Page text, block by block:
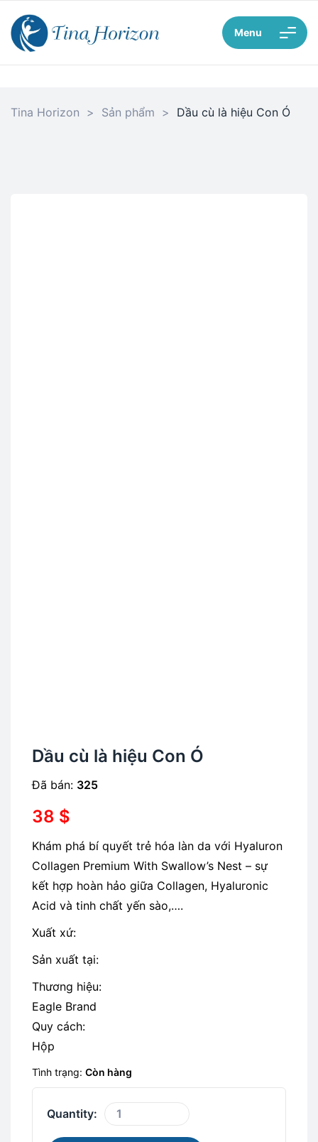
Menu
Tina Horizon > Sản phẩm > Dầu cù là hiệu Con Ó
Dầu cù là hiệu Con Ó
Đã bán: 325
38 $
Khám phá bí quyết trẻ hóa làn da với Hyaluron
Collagen Premium With Swallow’s Nest – sự
kết hợp hoàn hảo giữa Collagen, Hyaluronic
Acid và tinh chất yến sào,….
Xuất xứ:
Sản xuất tại:
Thương hiệu:
Eagle Brand
Quy cách:
Hộp
Tình trạng: Còn hàng
Quantity: